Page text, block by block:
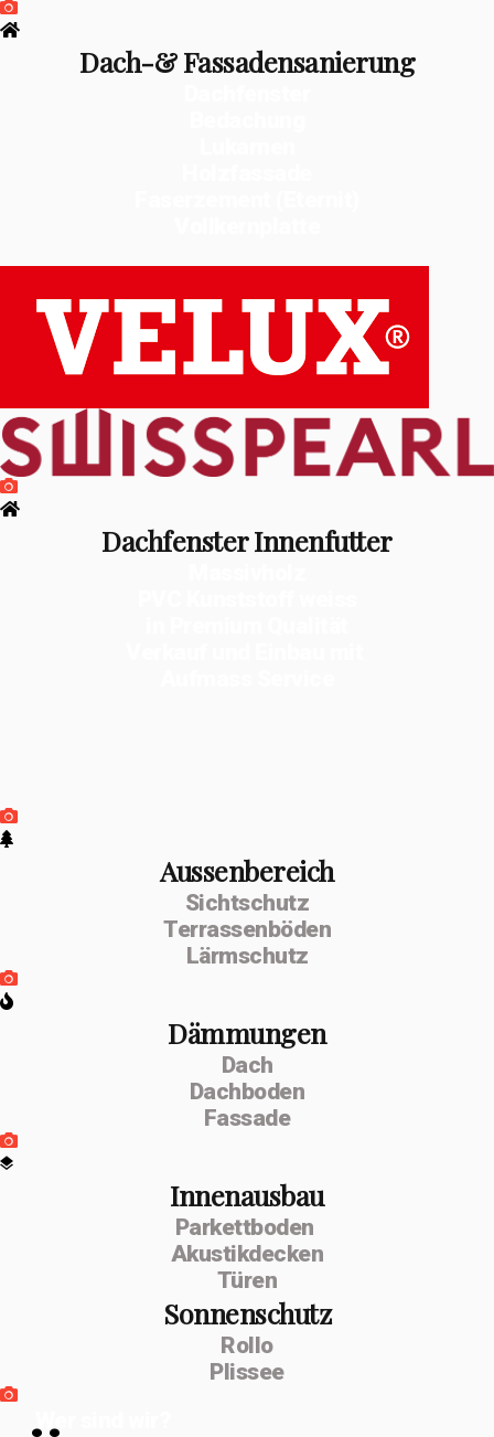
Dach-& Fassadensanierung
Dachfenster Innenfutter
Aussenbereich
Sichtschutz
Terrassenböden
Lärmschutz
Dämmungen
Dach
Dachboden
Fassade
Innenausbau
Parkettboden
Akustikdecken
Türen
Sonnenschutz
Rollo
Plissee